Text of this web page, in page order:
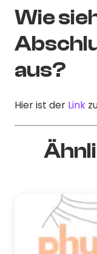
Wie
aus?
Hier ist der Link